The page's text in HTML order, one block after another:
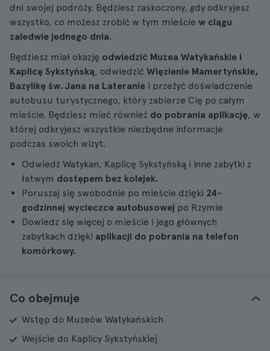
dni swojej podróży. Będziesz zaskoczony, gdy odkryjesz
wszystko, co możesz zrobić w tym mieście w ciągu
zaledwie jednego dnia.
Będziesz miał okazję odwiedzić Muzea Watykańskie i
Kaplicę Sykstyńską, odwiedzić Więzienie Mamertyńskie,
Bazylikę św. Jana na Lateranie i przeżyć doświadczenie
autobusu turystycznego, który zabierze Cię po całym
mieście. Będziesz mieć również do pobrania aplikację, w
której odkryjesz wszystkie niezbędne informacje
podczas swoich wizyt.
Odwiedź Watykan, Kaplicę Sykstyńską i inne zabytki z
łatwym dostępem bez kolejek.
Poruszaj się swobodnie po mieście dzięki 24-
godzinnej wycieczce autobusowej po Rzymie
Dowiedz się więcej o mieście i jego głównych
zabytkach dzięki aplikacji do pobrania na telefon
komórkowy.
Co obejmuje
Wstęp do Muzeów Watykańskich
Wejście do Kaplicy Sykstyńskiej